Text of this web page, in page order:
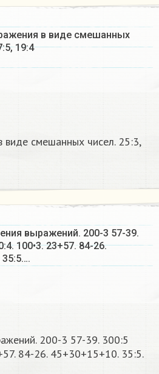
в виде смешанных
19:4
смешанных чисел. 25:3,
выражений. 200-3 57-39.
100•3. 23+57. 84-26.
35:5….
200-3 57-39. 300:5
84-26. 45+30+15+10. 35:5.